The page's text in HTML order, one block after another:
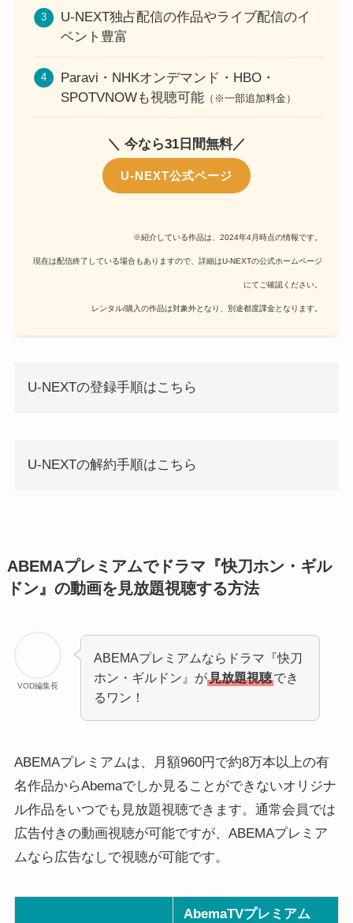
U-NEXT独占配信の作品やライブ配信のイ
ベント豊富
Paravi・NHKオンデマンド・HBO・
SPOTVNOWも視聴可能 （※一部追加料金）
＼ 今なら31日間無料／
U-NEXT公式ページ
※紹介している作品は、2024年4月時点の情報です。
現在は配信終了している場合もありますので、詳細はU-NEXTの公式ホームページ
にてご確認ください。
レンタル/購入の作品は対象外となり、別途都度課金となります。
U-NEXTの登録手順はこちら
U-NEXTの解約手順はこちら
ABEMAプレミアムでドラマ『快刀ホン・ギル
ドン』の動画を見放題視聴する方法
VOD編集長
ABEMAプレミアムならドラマ『快刀
ホン・ギルドン』が見放題視聴でき
るワン！
ABEMAプレミアムは、月額960円で約8万本以上の有
名作品からAbemaでしか見ることができないオリジナ
ル作品をいつでも見放題視聴できます。通常会員では
広告付きの動画視聴が可能ですが、ABEMAプレミア
ムなら広告なしで視聴が可能です。
AbemaTVプレミアム